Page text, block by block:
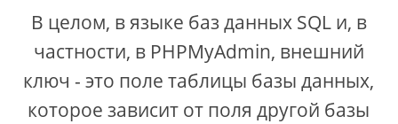
В целом, в языке баз данных SQL и, в
частности, в PHPMyAdmin, внешний
ключ - это поле таблицы базы данных,
которое зависит от поля другой базы